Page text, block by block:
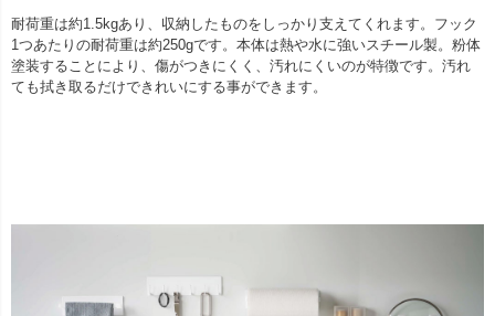
耐荷重は約1.5kgあり、収納したものをしっかり支えてくれます。フック
1つあたりの耐荷重は約250gです。本体は熱や水に強いスチール製。粉体
塗装することにより、傷がつきにくく、汚れにくいのが特徴です。汚れ
ても拭き取るだけできれいにする事ができます。